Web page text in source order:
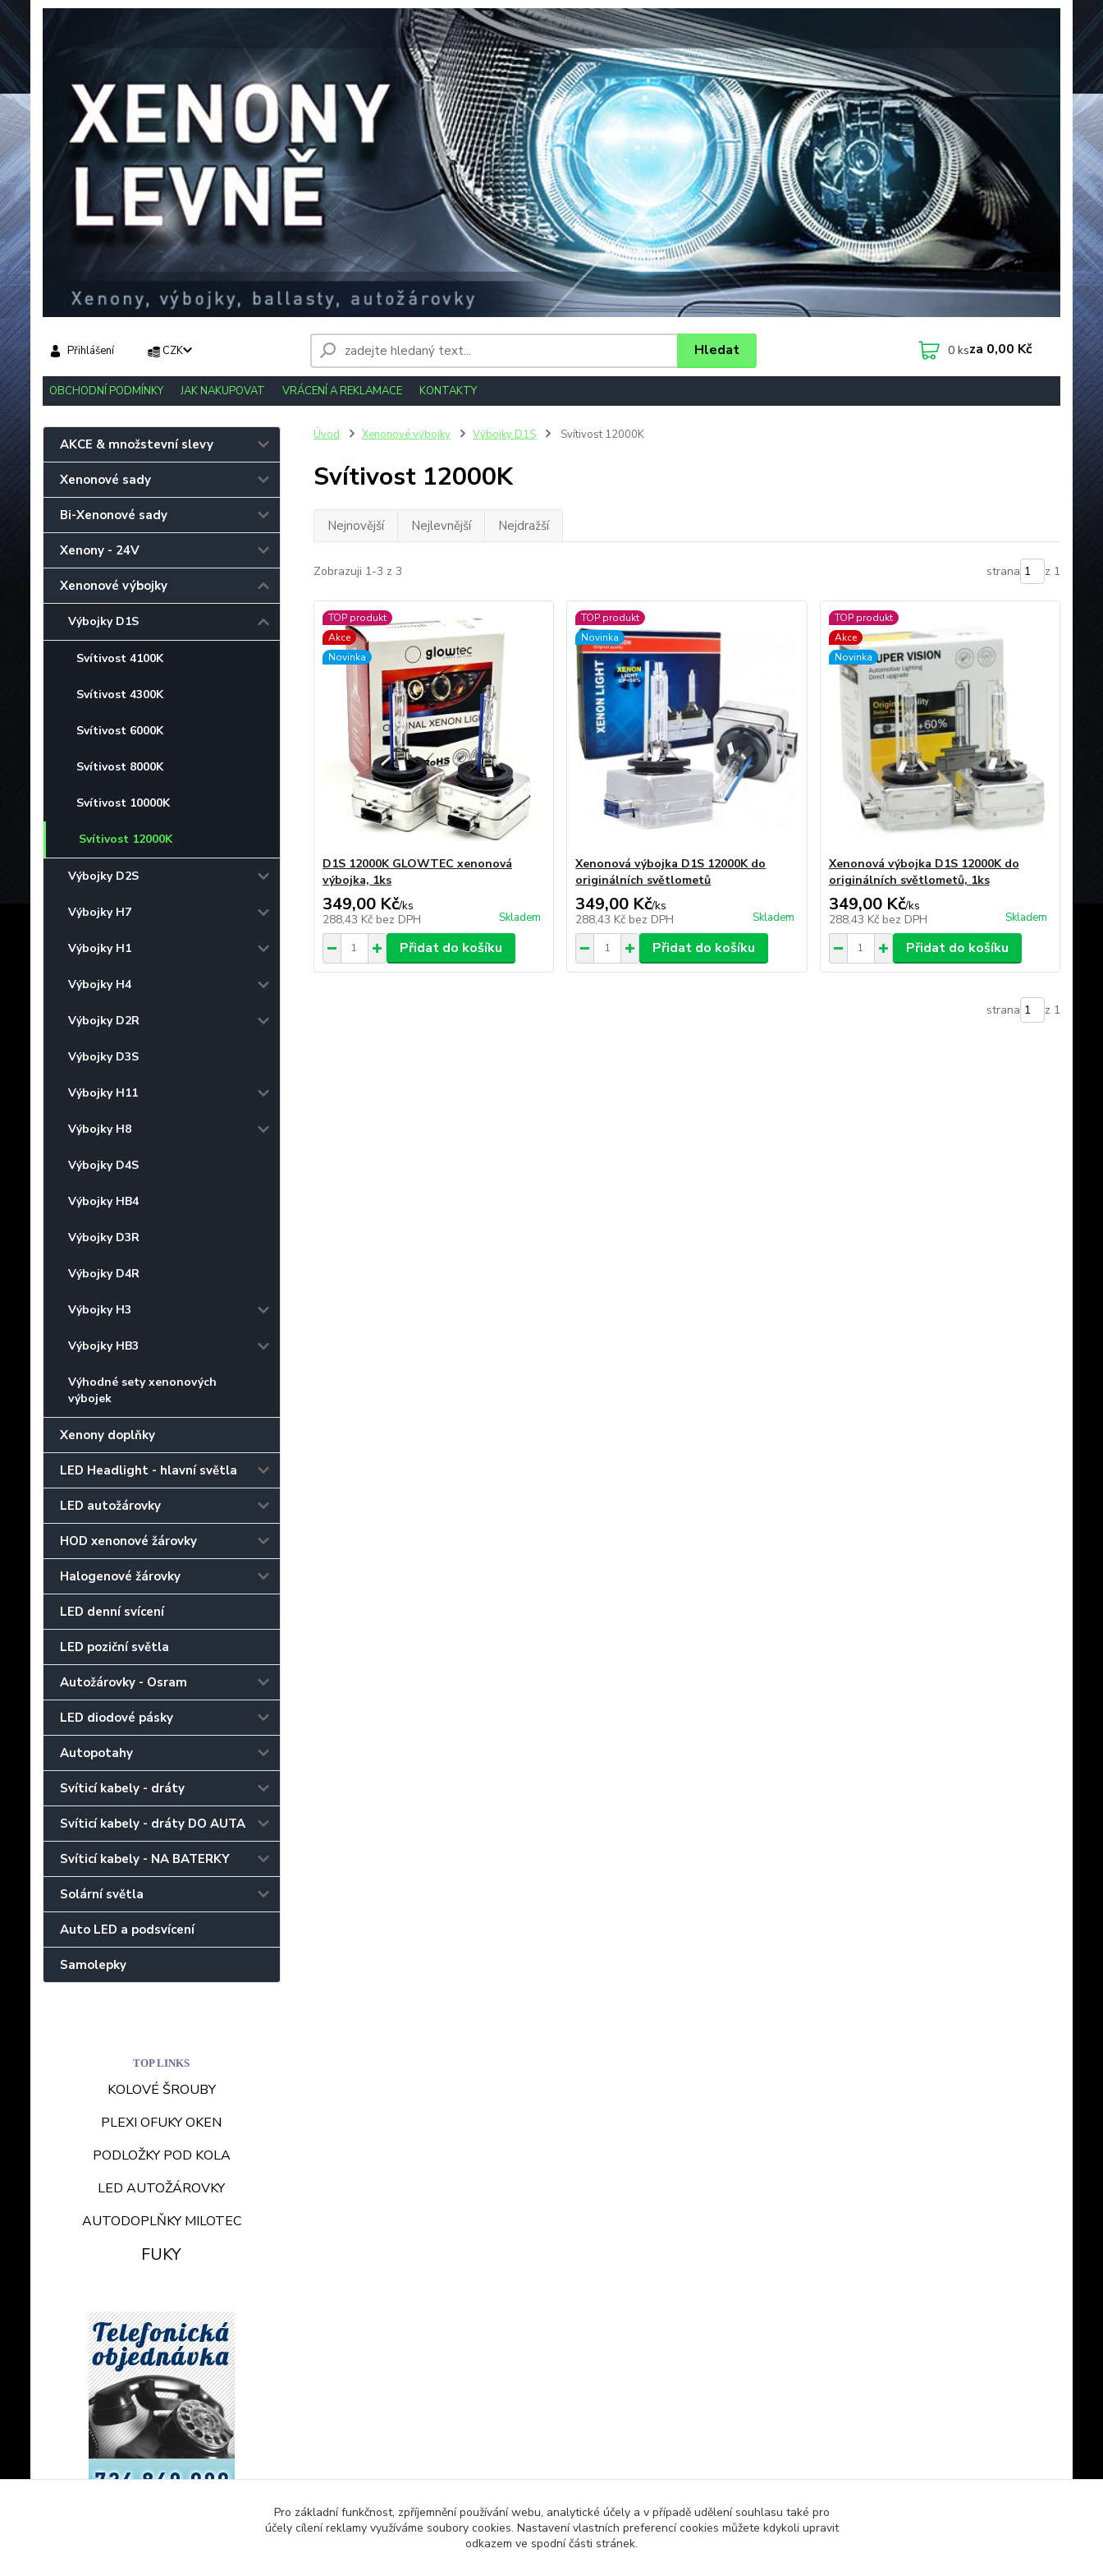
OBCHODNÍ PODMÍNKY JAK NAKUPOVAT VRÁCENÍ A REKLAMACE KONTAKTY
CZK
Přihlášení Hledat 0ksza 0,00 Kč
AKCE & množstevní slevy
Xenonové sady
Bi-Xenonové sady
Xenony - 24V
Xenonové výbojky
Výbojky D1S
Svítivost 4100K
Svítivost 4300K
Svítivost 6000K
Svítivost 8000K
Svítivost 10000K
Svítivost 12000K
Výbojky D2S
Výbojky H7
Výbojky H1
Výbojky H4
Výbojky D2R
Výbojky D3S
Výbojky H11
Výbojky H8
Výbojky D4S
Výbojky HB4
Výbojky D3R
Výbojky D4R
Výbojky H3
Výbojky HB3
Výhodné sety xenonových
výbojek
Xenony doplňky
LED Headlight - hlavní světla
LED autožárovky
HOD xenonové žárovky
Halogenové žárovky
LED denní svícení
LED poziční světla
Autožárovky - Osram
LED diodové pásky
Autopotahy
Svíticí kabely - dráty
Svíticí kabely - dráty DO AUTA
Svíticí kabely - NA BATERKY
Solární světla
Auto LED a podsvícení
Samolepky
TOP LINKS
KOLOVÉ ŠROUBY
PLEXI OFUKY OKEN
PODLOŽKY POD KOLA
LED AUTOŽÁROVKY
AUTODOPLŇKY MILOTEC
FUKY
Úvod Xenonové výbojky Výbojky D1S Svítivost 12000K
Svítivost 12000K
Nejnovější Nejlevnější Nejdražší
Zobrazuji 1-3 z 3 strana z 1
TOP produkt
Akce
Novinka
D1S 12000K GLOWTEC xenonová
výbojka, 1ks
349,00 Kč/ks
288,43 Kč bez DPH Skladem
Přidat do košíku
TOP produkt
Novinka
Xenonová výbojka D1S 12000K do
originálních světlometů
349,00 Kč/ks
288,43 Kč bez DPH Skladem
Přidat do košíku
TOP produkt
Akce
Novinka
Xenonová výbojka D1S 12000K do
originálních světlometů, 1ks
349,00 Kč/ks
288,43 Kč bez DPH Skladem
Přidat do košíku
strana z 1
Pro základní funkčnost, zpříjemnění používání webu, analytické účely a v případě udělení souhlasu také pro
účely cílení reklamy využíváme soubory cookies. Nastavení vlastních preferencí cookies můžete kdykoli upravit
odkazem ve spodní části stránek.